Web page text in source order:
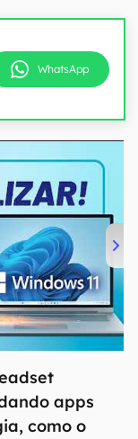
WhatsApp
apps
como o